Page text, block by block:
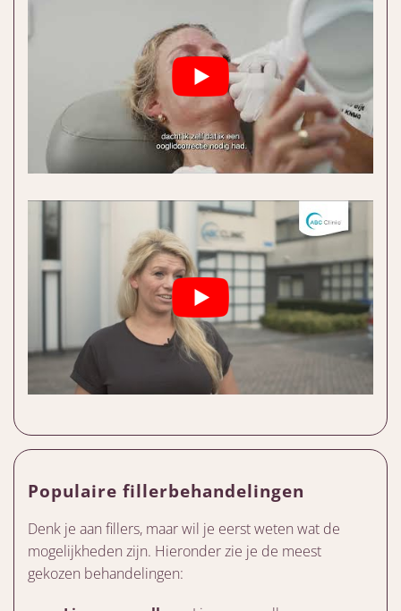
Populaire fillerbehandelingen
Denk je aan fillers, maar wil je eerst weten wat de
mogelijkheden zijn. Hieronder zie je de meest
gekozen behandelingen: